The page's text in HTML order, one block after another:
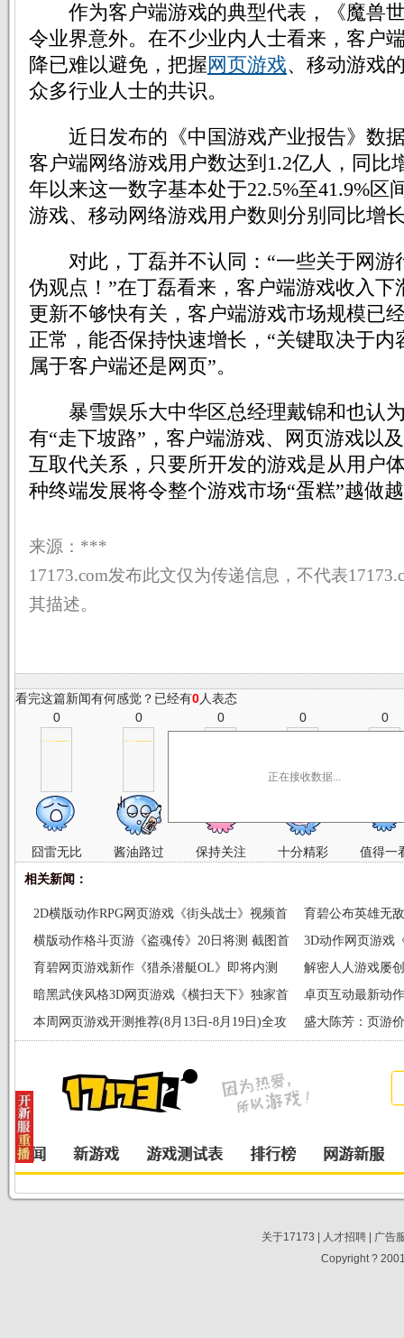
作为客户端游戏的典型代表，《魔兽
令业界意外。在不少业内人士看来，客户
降已难以避免，把握网页游戏、移动游戏
众多行业人士的共识。
近日发布的《中国游戏产业报告》数
客户端网络游戏用户数达到1.2亿人，同比
年以来这一数字基本处于22.5%至41.9%区
游戏、移动网络游戏用户数则分别同比增
对此，丁磊并不认同：“一些关于网游
伪观点！”在丁磊看来，客户端游戏收入下
更新不够快有关，客户端游戏市场规模已
正常，能否保持快速增长，“关键取决于内
属于客户端还是网页”。
暴雪娱乐大中华区总经理戴锦和也认
有“走下坡路”，客户端游戏、网页游戏以
互取代关系，只要所开发的游戏是从用户
种终端发展将令整个游戏市场“蛋糕”越做
来源：*** 【编辑
17173.com发布此文仅为传递信息，不代表
其描述。
看完这篇新闻有何感觉？已经有0人表态
0
囧雷无比
0
酱油路过
0
保持关注
0
十分精彩
0
值得一
正在接收数据...
相关新闻：
2D横版动作RPG网页游戏《街头战士》视频首
曝
育碧公布英雄无
横版动作格斗页游《盗魂传》20日将测 截图首
曝
3D动作网页游戏
秘
育碧网页游戏新作《猎杀潜艇OL》即将内测
解密人人游戏屡
DNA
暗黑武侠风格3D网页游戏《横扫天下》独家首
曝
卓页互动最新动
本周网页游戏开测推荐(8月13日-8月19日)全攻
盛大陈芳：页游
关于17173 人才招聘|
广告
Copyright ?